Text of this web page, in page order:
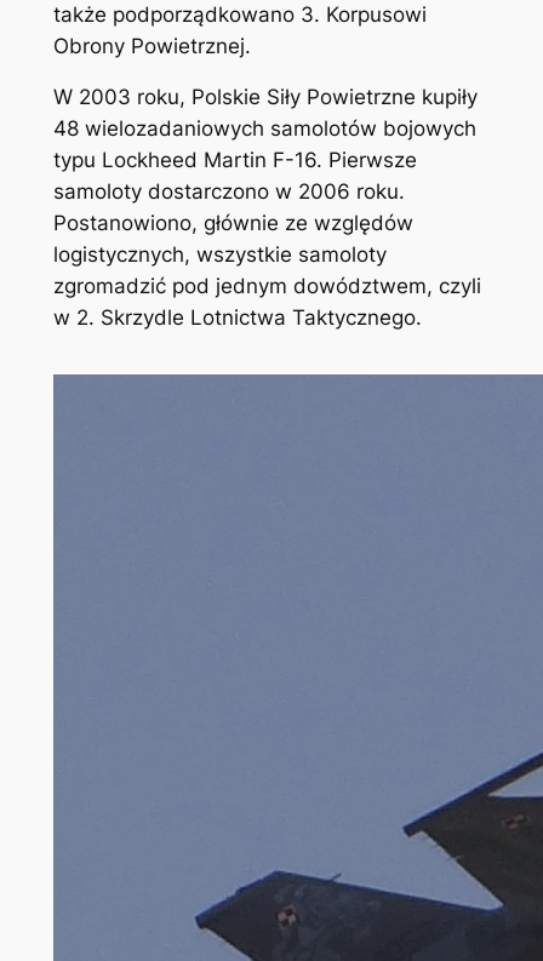
także podporządkowano 3. Korpusowi
Obrony Powietrznej.
W 2003 roku, Polskie Siły Powietrzne kupiły
48 wielozadaniowych samolotów bojowych
typu Lockheed Martin F-16. Pierwsze
samoloty dostarczono w 2006 roku.
Postanowiono, głównie ze względów
logistycznych, wszystkie samoloty
zgromadzić pod jednym dowództwem, czyli
w 2. Skrzydle Lotnictwa Taktycznego.